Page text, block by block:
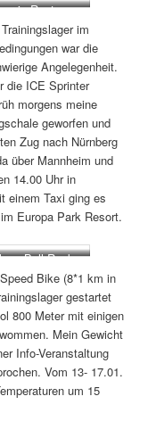
in Rust
im
war die
Angelegenheit.
die ICE Sprinter
morgens meine
geworfen und
Zug nach Nürnberg
über Mannheim und
14.00 Uhr in
einem Taxi ging es
Europa Park Resort.
Bell Rock
Bike (8*1 km in
gestartet
800 Meter mit einigen
Mein Gewicht
Info-Veranstaltung
Vom 13- 17.01.
um 15